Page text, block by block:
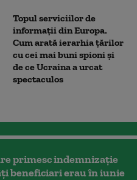
Topul serviciilor de
informații din Europa.
Cum arată ierarhia țărilor
cu cei mai buni spioni și
de ce Ucraina a urcat
spectaculos
primesc indemnizaţie
beneficiari erau în iunie